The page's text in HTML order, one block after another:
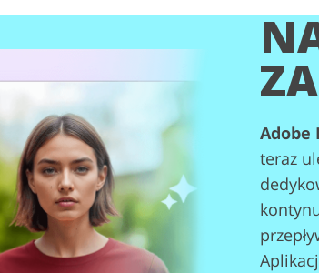
Retusz zdjęć dla dzieci
odzieży
przez
inteligencję
obrazem
kolekcje
Całe Kolekcje
Szablony marketingowe
Zaproszenia ślubne
dla dzieci
Adobe
teraz